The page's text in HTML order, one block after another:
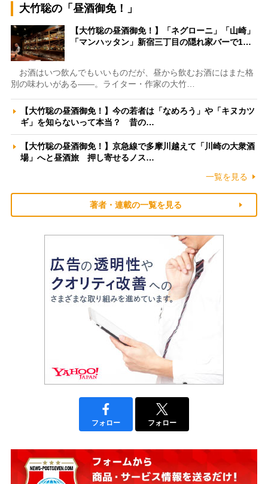
大竹聡の「昼酒御免！」
【大竹聡の昼酒御免！】「ネグローニ」「山崎」
「マンハッタン」新宿三丁目の隠れ家バーで1…
お酒はいつ飲んでもいいものだが、昼から飲むお酒にはまた格
別の味わいがある――。ライター・作家の大竹…
【大竹聡の昼酒御免！】今の若者は「なめろう」や「キヌカツ
ギ」を知らないって本当？ 昔の…
【大竹聡の昼酒御免！】京急線で多摩川越えて「川崎の大衆酒
場」へと昼酒旅 押し寄せるノス…
一覧を見る
著者・連載の一覧を見る
フォロー フォロー